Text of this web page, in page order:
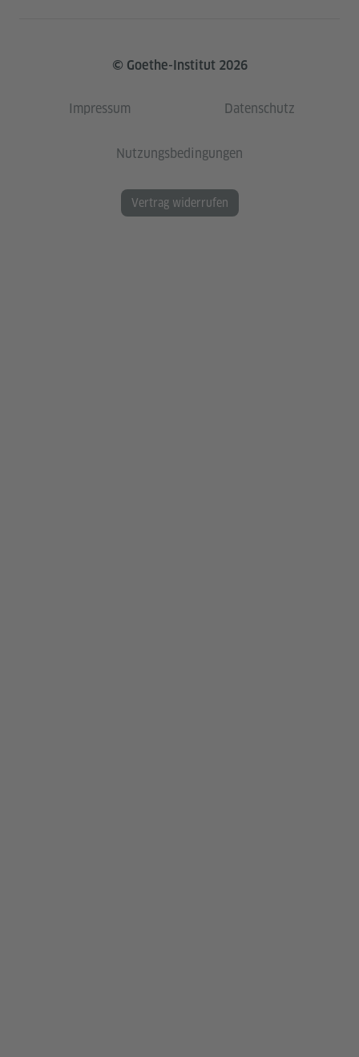
© Goethe-Institut 2026
Impressum Datenschutz
Nutzungsbedingungen
Vertrag widerrufen